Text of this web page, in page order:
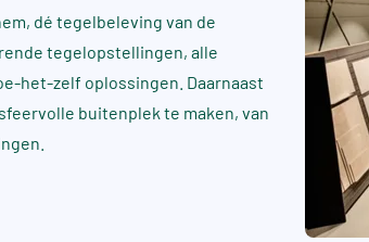
dé tegelbeleving van de
tegelopstellingen, alle
het-zelf oplossingen. Daarnaast
buitenplek te maken, van